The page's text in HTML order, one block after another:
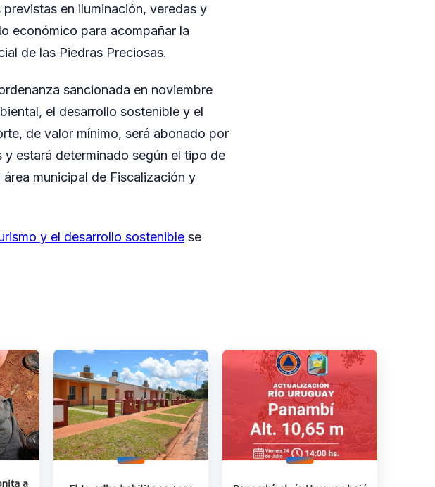
en iluminación, veredas y
económico para acompañar la
de las Piedras Preciosas.
sancionada en noviembre
el desarrollo sostenible y el
de valor mínimo, será abonado por
estará determinado según el tipo de
municipal de Fiscalización y
y el desarrollo sostenible se